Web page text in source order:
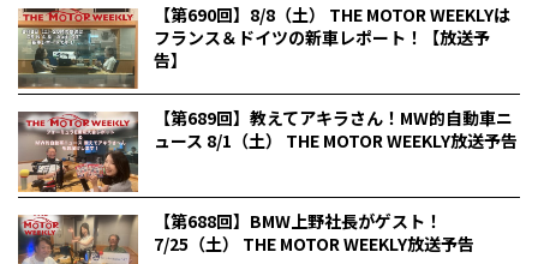
【第690回】8/8（土） THE MOTOR WEEKLYは
フランス＆ドイツの新車レポート！【放送予
告】
【第689回】教えてアキラさん！MW的自動車ニ
ュース 8/1（土） THE MOTOR WEEKLY放送予告
【第688回】BMW上野社長がゲスト！
7/25（土） THE MOTOR WEEKLY放送予告